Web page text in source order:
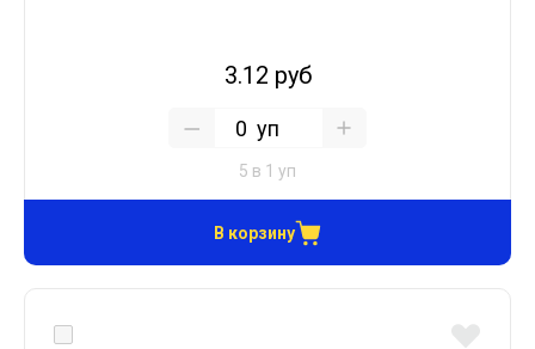
3.12 руб
уп
5 в 1 уп
В корзину